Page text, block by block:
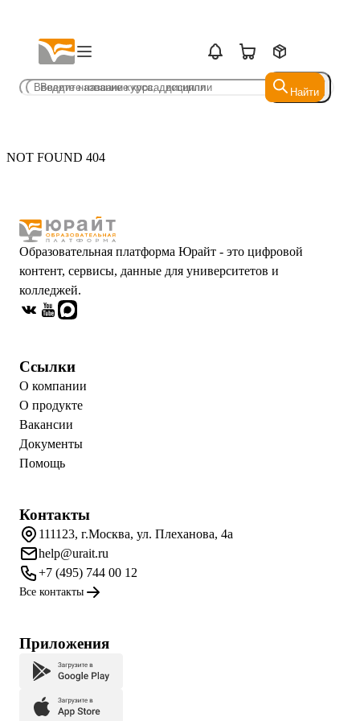
Найти
Найти
NOT FOUND 404
Образовательная платформа Юрайт - это цифровой
контент, сервисы, данные для университетов и
колледжей.
Ссылки
О компании
О продукте
Вакансии
Документы
Помощь
Контакты
111123, г.Москва, ул. Плеханова, 4а
help@urait.ru
+7 (495) 744 00 12
Все контакты
Приложения